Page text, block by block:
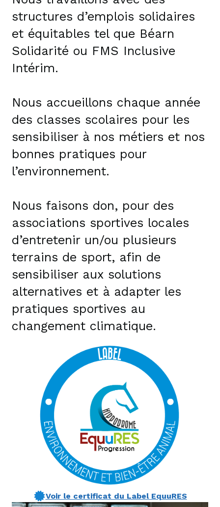
structures d’emplois solidaires
et équitables tel que Béarn
Solidarité ou FMS Inclusive
Intérim.
Nous accueillons chaque année
des classes scolaires pour les
sensibiliser à nos métiers et nos
bonnes pratiques pour
l’environnement.
Nous faisons don, pour des
associations sportives locales
d’entretenir un/ou plusieurs
terrains de sport, afin de
sensibiliser aux solutions
alternatives et à adapter les
pratiques sportives au
changement climatique.
Voir le certificat du Label EquuRES